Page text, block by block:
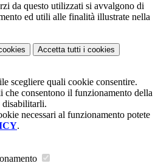
da questo utilizzati si avvalgono di
ed utili alle finalità illustrate nella
Accetta tutti i cookies
scegliere quali cookie consentire.
che consentono il funzionamento della
disabilitarli.
necessari al funzionamento potete
.